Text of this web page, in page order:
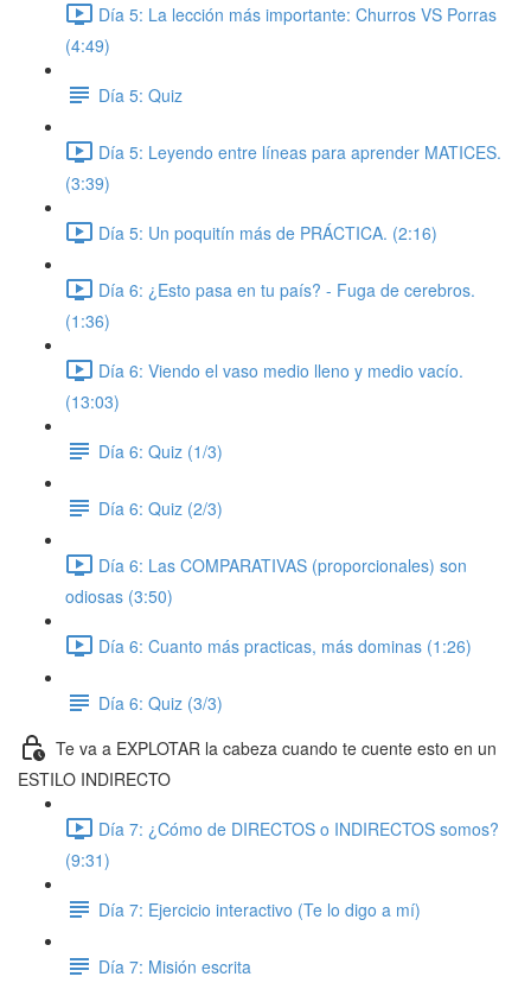
Día 5: La lección más importante: Churros VS Porras
(4:49)
Día 5: Quiz
Día 5: Leyendo entre líneas para aprender MATICES.
(3:39)
Día 5: Un poquitín más de PRÁCTICA. (2:16)
Día 6: ¿Esto pasa en tu país? - Fuga de cerebros.
(1:36)
Día 6: Viendo el vaso medio lleno y medio vacío.
(13:03)
Día 6: Quiz (1/3)
Día 6: Quiz (2/3)
Día 6: Las COMPARATIVAS (proporcionales) son
odiosas (3:50)
Día 6: Cuanto más practicas, más dominas (1:26)
Día 6: Quiz (3/3)
Te va a EXPLOTAR la cabeza cuando te cuente esto en un
ESTILO INDIRECTO
Día 7: ¿Cómo de DIRECTOS o INDIRECTOS somos?
(9:31)
Día 7: Ejercicio interactivo (Te lo digo a mí)
Día 7: Misión escrita